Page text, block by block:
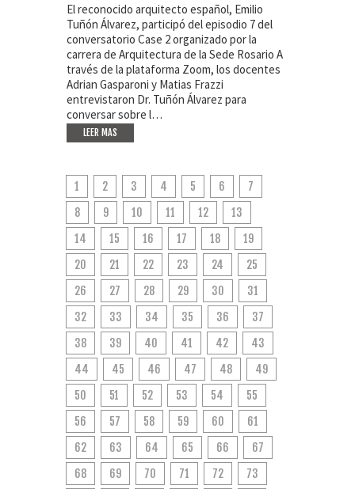
El reconocido arquitecto español, Emilio
Tuñón Álvarez, participó del episodio 7 del
conversatorio Case 2 organizado por la
carrera de Arquitectura de la Sede Rosario A
través de la plataforma Zoom, los docentes
Adrian Gasparoni y Matias Frazzi
entrevistaron Dr. Tuñón Álvarez para
conversar sobre l…
LEER MAS
1 2 3 4 5 6
7
8
9 10 11 12
13
14
15 16 17 18
19
20
21 22 23 24
25
26
27 28 29 30
31
32
33 34 35 36
37
38
39 40 41 42
43
44
45 46 47 48
49
50
51 52 53 54
55
56
57 58 59 60
61
62
63 64 65 66
67
68
69 70 71 72 73